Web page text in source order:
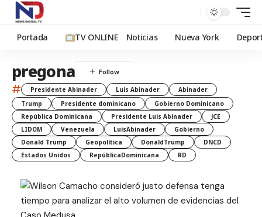
Portada TV ONLINE Noticias Nueva York
pregona
# Presidente Abinader Luis Abinader
Abinader
Trump
Presidente dominicano
Gobierno Dominicano
República Dominicana
Presidente Luis Abinader
JCE
LIDOM
Venezuela LuisAbinader
Gobierno
Donald Trump
Geopolítica DonaldTrump
DNCD
Estados Unidos
RepúblicaDominicana RD